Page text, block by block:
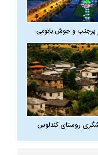
و جوش باتومی
روستای کندلوس
سریع‌تر، پنهان‌کارتر و
| پهپاد انتحاری